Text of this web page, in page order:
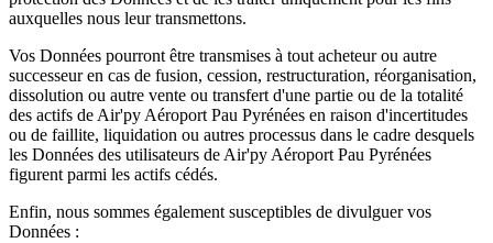
auxquelles nous leur transmettons.
Vos Données pourront être transmises à tout acheteur ou autre
successeur en cas de fusion, cession, restructuration, réorganisation,
dissolution ou autre vente ou transfert d'une partie ou de la totalité
des actifs de Air'py Aéroport Pau Pyrénées en raison d'incertitudes
ou de faillite, liquidation ou autres processus dans le cadre desquels
les Données des utilisateurs de Air'py Aéroport Pau Pyrénées
figurent parmi les actifs cédés.
Enfin, nous sommes également susceptibles de divulguer vos
Données :